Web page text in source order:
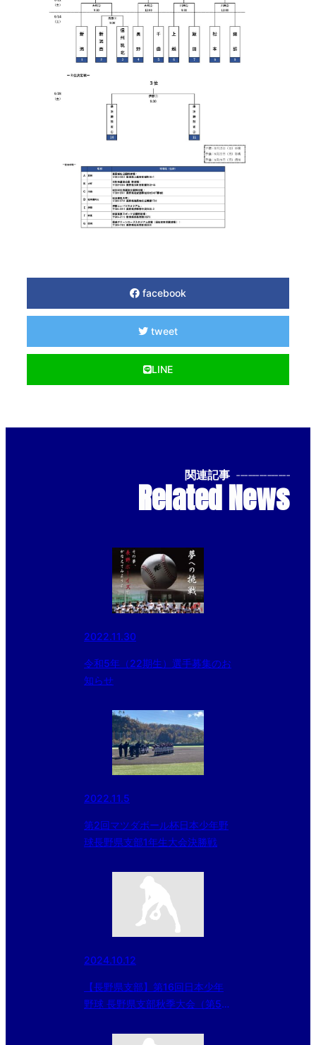
facebook
tweet
LINE
関連記事 --------------
Related News
2022.11.30
令和5年（22期生）選手募集のお
知らせ
2022.11.5
第2回マツダボール杯日本少年野
球長野県支部1年生大会決勝戦
2024.10.12
【長野県支部】第16回日本少年
野球 長野県支部秋季大会（第55
県支部）2024/10/12